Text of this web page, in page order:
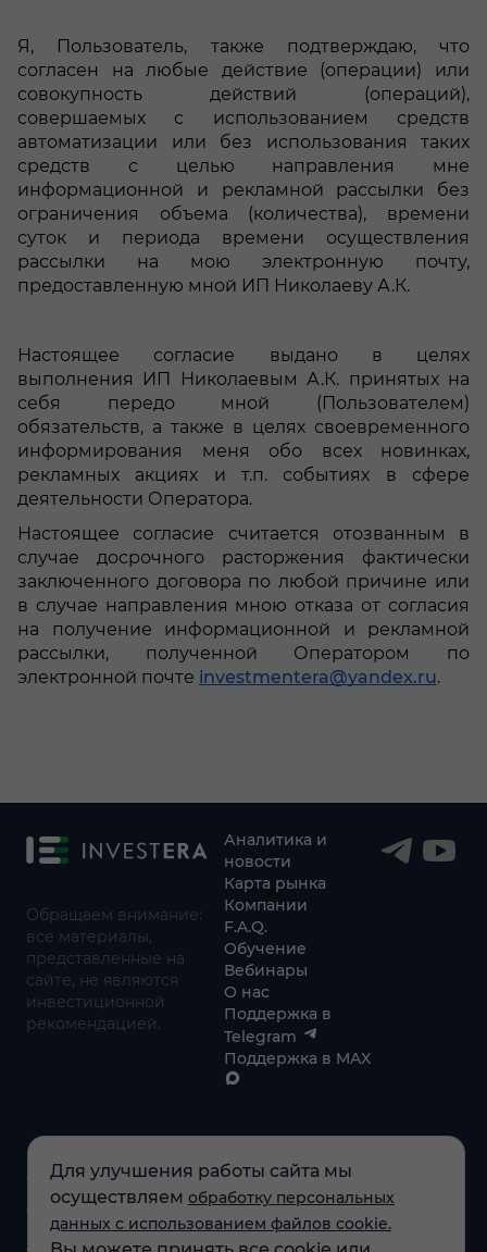
Для улучшения работы сайта мы
осуществляем обработку персональных
данных с использованием файлов cookie.
Я, Пользователь, также подтверждаю, что
согласен на любые действие (операции) или
совокупность действий (операций),
совершаемых с использованием средств
автоматизации или без использования таких
средств с целью направления мне
информационной и рекламной рассылки без
ограничения объема (количества), времени
суток и периода времени осуществления
рассылки на мою электронную почту,
предоставленную мной ИП Николаеву А.К.
Настоящее согласие выдано в целях
выполнения ИП Николаевым А.К. принятых на
себя передо мной (Пользователем)
обязательств, а также в целях своевременного
информирования меня обо всех новинках,
рекламных акциях и т.п. событиях в сфере
деятельности Оператора.
Настоящее согласие считается отозванным в
случае досрочного расторжения фактически
заключенного договора по любой причине или
в случае направления мною отказа от согласия
на получение информационной и рекламной
рассылки, полученной Оператором по
электронной почте investmentera@yandex.ru.
Обращаем внимание:
все материалы,
представленные на
сайте, не являются
инвестиционной
рекомендацией.
Аналитика и
новости
Карта рынка
Компании
F.A.Q.
Обучение
Вебинары
О нас
Поддержка в
Telegram
Поддержка в MAX
© 2021 - 2026 «ИП Артём Николаев»
Адрес регистрации(совпадает с фактическим): 107241,
Россия, г. Москва, ул. Амурская, д.31, кв. 160